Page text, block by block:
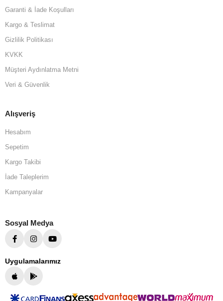
Garanti & İade Koşulları
Kargo & Teslimat
Gizlilik Politikası
KVKK
Müşteri Aydınlatma Metni
Veri & Güvenlik
Alışveriş
Hesabım
Sepetim
Kargo Takibi
İade Taleplerim
Kampanyalar
Sosyal Medya
Uygulamalarımız